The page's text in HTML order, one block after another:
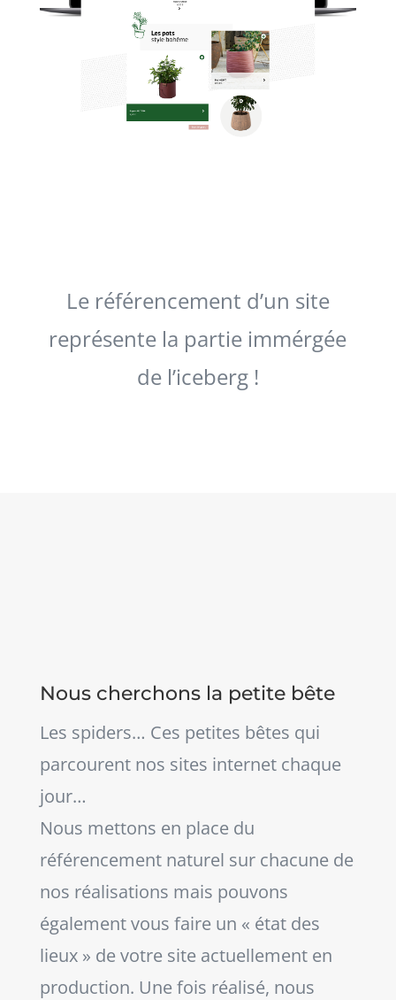
Le référencement d’un site
représente la partie immérgée
de l’iceberg !
Nous cherchons la petite bête
Les spiders… Ces petites bêtes qui
parcourent nos sites internet chaque
jour…
Nous mettons en place du
référencement naturel sur chacune de
nos réalisations mais pouvons
également vous faire un « état des
lieux » de votre site actuellement en
production. Une fois réalisé, nous